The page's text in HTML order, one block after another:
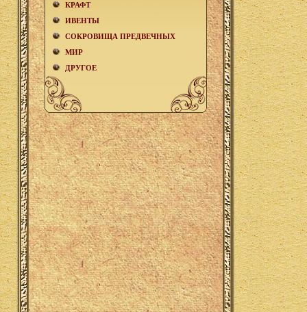
КРАФТ
ИВЕНТЫ
СОКРОВИЩА ПРЕДВЕЧНЫХ
МИР
ДРУГОЕ